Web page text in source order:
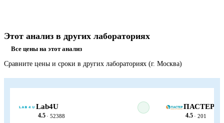
Этот анализ в других лабораториях
Все цены на этот анализ
Сравните цены и сроки в других лабораториях (г. Москва)
Lab4U
4.5 · 52388
ПАСТЕР
4.5 · 201